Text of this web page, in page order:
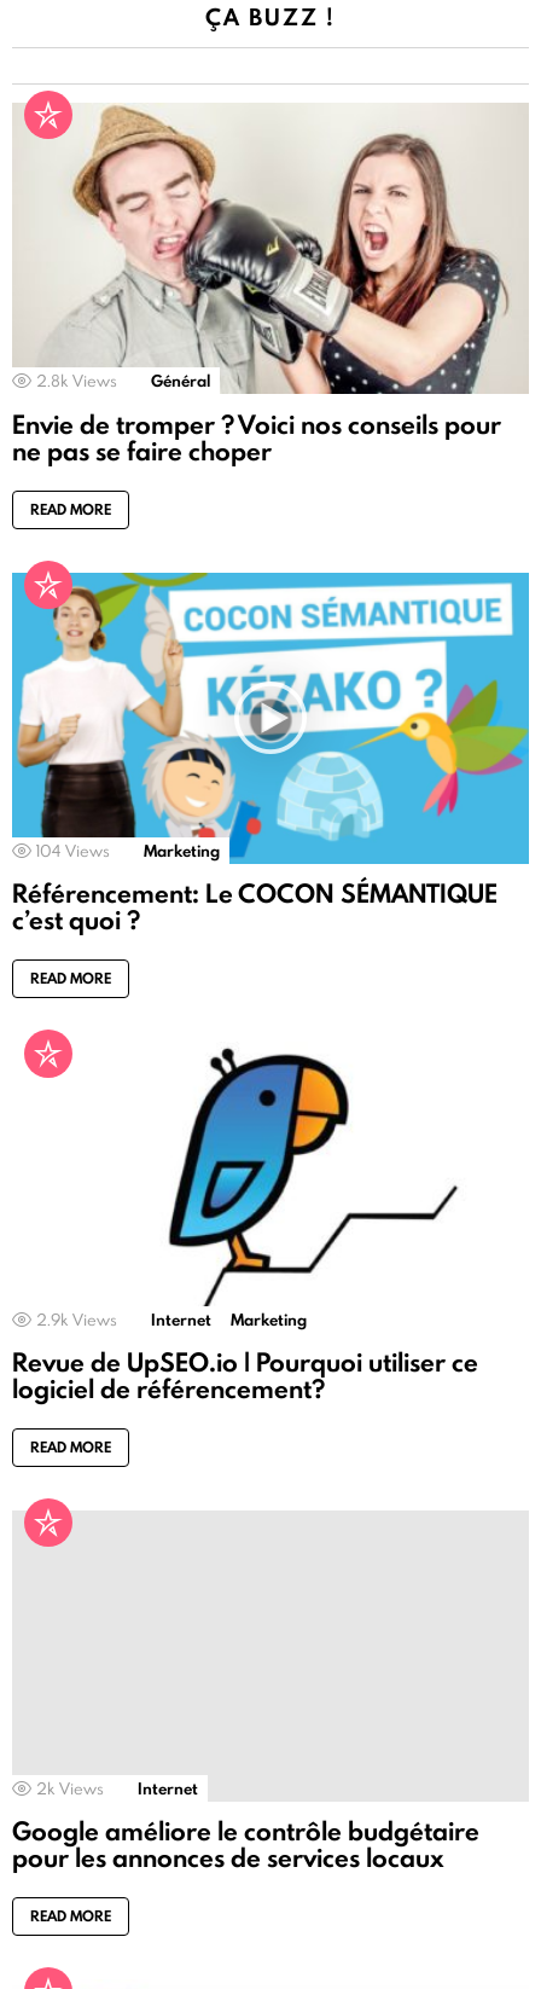
ÇA BUZZ !
2.8k Views Général
Envie de tromper ? Voici nos conseils pour
ne pas se faire choper
READ MORE
104 Views Marketing
Référencement: Le COCON SÉMANTIQUE
c’est quoi ?
READ MORE
2.9k Views Internet Marketing
Revue de UpSEO.io | Pourquoi utiliser ce
logiciel de référencement?
READ MORE
2k Views Internet
Google améliore le contrôle budgétaire
pour les annonces de services locaux
READ MORE